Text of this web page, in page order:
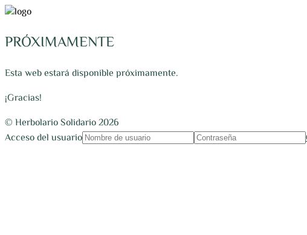
PRÓXIMAMENTE
Esta web estará disponible próximamente.
¡Gracias!
© Herbolario Solidario 2026
Acceso del usuario